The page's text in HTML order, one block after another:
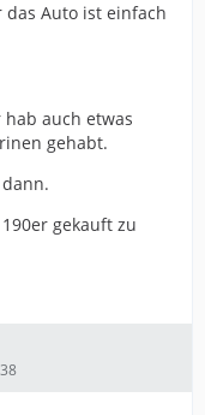
Auto ist einfach
auch etwas
gehabt.
gekauft zu